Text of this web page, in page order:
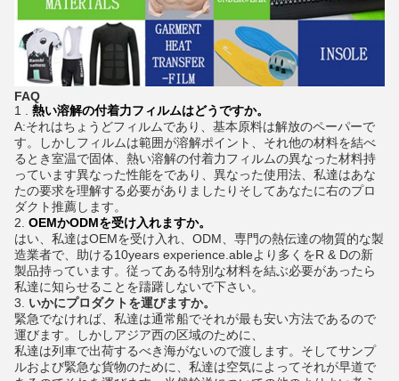
FAQ
1 . 熱い溶解の付着力フィルムはどうですか。
A:それはちょうどフィルムであり、基本原料は解放のペーパーで
す。しかしフィルムは範囲が溶解ポイント、それ他の材料を結べ
るとき室温で固体、熱い溶解の付着力フィルムの異なった材料持
っています異なった性能をであり、異なった使用法、私達はあな
たの要求を理解する必要がありましたりそしてあなたに右のプロ
ダクト推薦します。
2. OEMかODMを受け入れますか。
はい、私達はOEMを受け入れ、ODM、専門の熱伝達の物質的な製
造業者で、助ける10years experience.ableより多くをR & Dの新
製品持っています。従ってある特別な材料を結ぶ必要があったら
私達に知らせることを躊躇しないで下さい。
3. いかにプロダクトを運びますか。
緊急でなければ、私達は通常船でそれが最も安い方法であるので
運びます。しかしアジア西の区域のために、
私達は列車で出荷するべき海がないので渡します。そしてサンプ
ルおよび緊急な貨物のために、私達は空気によってそれが早道で